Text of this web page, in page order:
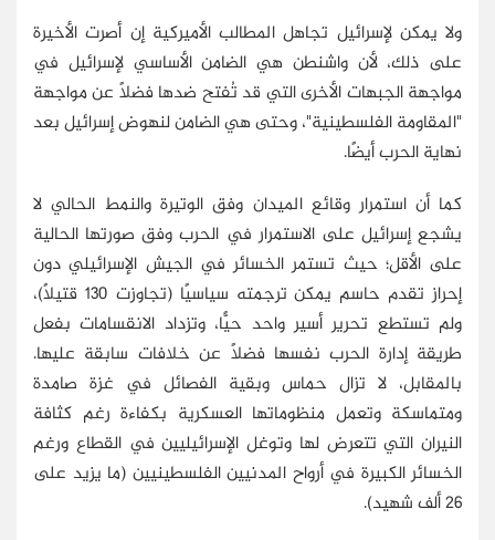
ولا يمكن لإسرائيل تجاهل المطالب الأميركية إن أصرت الأخيرة
على ذلك، لأن واشنطن هي الضامن الأساسي لإسرائيل في
مواجهة الجبهات الأخرى التي قد تُفتح ضدها فضلًا عن مواجهة
"المقاومة الفلسطينية"، وحتى هي الضامن لنهوض إسرائيل بعد
نهاية الحرب أيضًا.
كما أن استمرار وقائع الميدان وفق الوتيرة والنمط الحالي لا
يشجع إسرائيل على الاستمرار في الحرب وفق صورتها الحالية
على الأقل؛ حيث تستمر الخسائر في الجيش الإسرائيلي دون
إحراز تقدم حاسم يمكن ترجمته سياسيًا (تجاوزت 130 قتيلًا)،
ولم تستطع تحرير أسير واحد حيًّا، وتزداد الانقسامات بفعل
طريقة إدارة الحرب نفسها فضلًا عن خلافات سابقة عليها.
بالمقابل، لا تزال حماس وبقية الفصائل في غزة صامدة
ومتماسكة وتعمل منظوماتها العسكرية بكفاءة رغم كثافة
النيران التي تتعرض لها وتوغل الإسرائيليين في القطاع ورغم
الخسائر الكبيرة في أرواح المدنيين الفلسطينيين (ما يزيد على
26 ألف شهيد).